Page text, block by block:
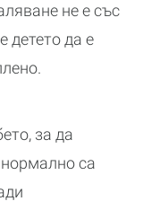
не е със
детето да е
за да
нормално са